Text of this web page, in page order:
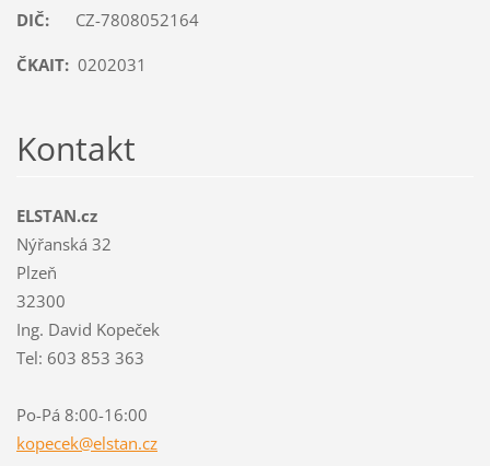
DIČ: CZ-7808052164
ČKAIT: 0202031
Kontakt
ELSTAN.cz
Nýřanská 32
Plzeň
32300
Ing. David Kopeček
Tel: 603 853 363
Po-Pá 8:00-16:00
kopecek@elstan.cz